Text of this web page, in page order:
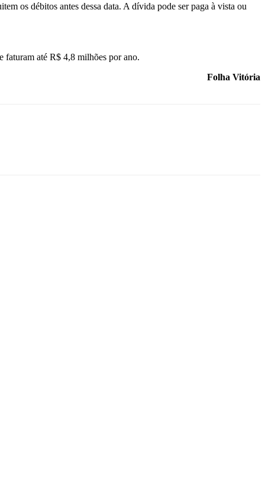
os débitos antes dessa data. A dívida pode ser paga à vista ou
faturam até R$ 4,8 milhões por ano.
Folha Vitória